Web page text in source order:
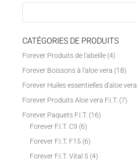
CATÉGORIES DE PRODUITS
Forever Produits de l'abeille (4)
Forever Boissons à l'aloe vera (18)
Forever Huiles essentielles d'aloe vera
Forever Produits Aloe vera F.I.T. (7)
Forever Paquets F.I.T. (16)
Forever F.I.T. C9 (6)
Forever F.I.T. F15 (6)
Forever F.I.T. Vital 5 (4)